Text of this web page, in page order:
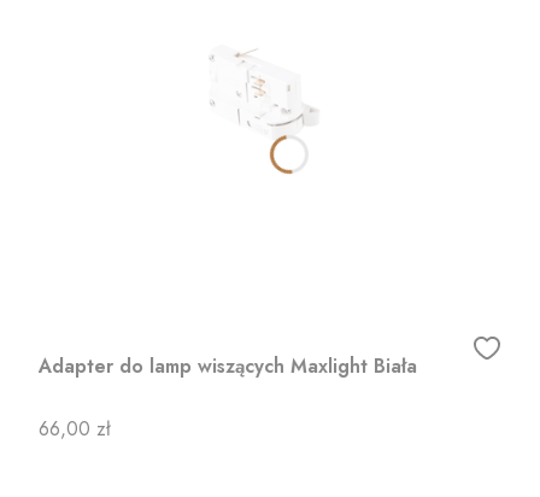
Adapter do lamp wiszących Maxlight Biała
Cena
66,00 zł